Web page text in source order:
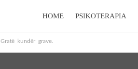
HOME PSIKOTERAPIA
Gratë kundër grave.